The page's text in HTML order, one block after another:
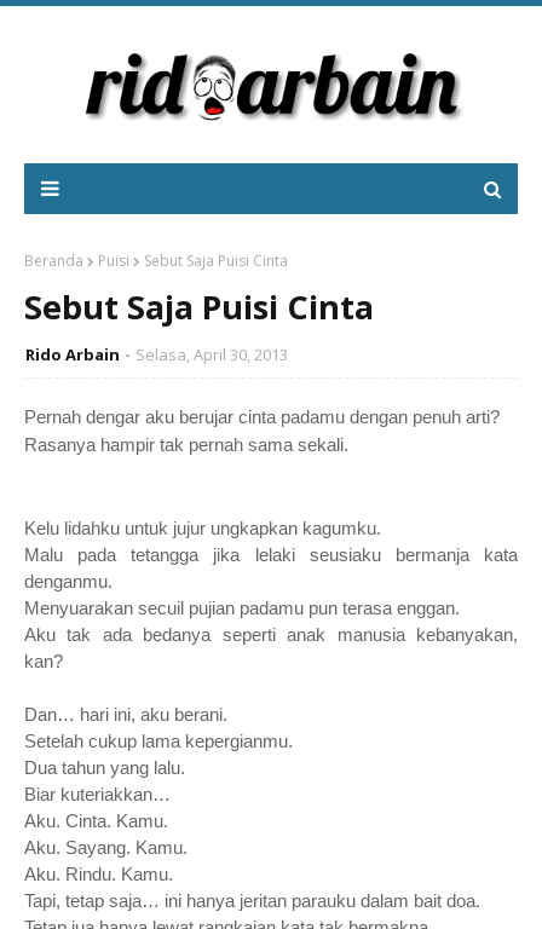
Beranda Puisi Sebut Saja Puisi Cinta
Sebut Saja Puisi Cinta
Rido Arbain Selasa, April 30, 2013
Pernah dengar aku berujar cinta padamu dengan penuh arti?
Rasanya hampir tak pernah sama sekali.
Kelu lidahku untuk jujur ungkapkan kagumku.
Malu pada tetangga jika lelaki seusiaku bermanja kata
denganmu.
Menyuarakan secuil pujian padamu pun terasa enggan.
Aku tak ada bedanya seperti anak manusia kebanyakan,
kan?
Dan… hari ini, aku berani.
Setelah cukup lama kepergianmu.
Dua tahun yang lalu.
Biar kuteriakkan…
Aku. Cinta. Kamu.
Aku. Sayang. Kamu.
Aku. Rindu. Kamu.
Tapi, tetap saja… ini hanya jeritan parauku dalam bait doa.